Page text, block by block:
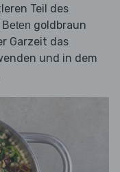
Teil des
Beten goldbraun
Garzeit das
und in dem